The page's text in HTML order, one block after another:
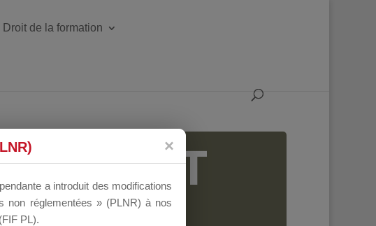
Droit de la formation
a introduit des modifications
non réglementées » (PLNR) à nos
PL).